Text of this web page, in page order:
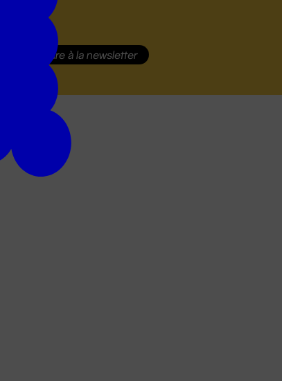
S'inscrire à la newsletter